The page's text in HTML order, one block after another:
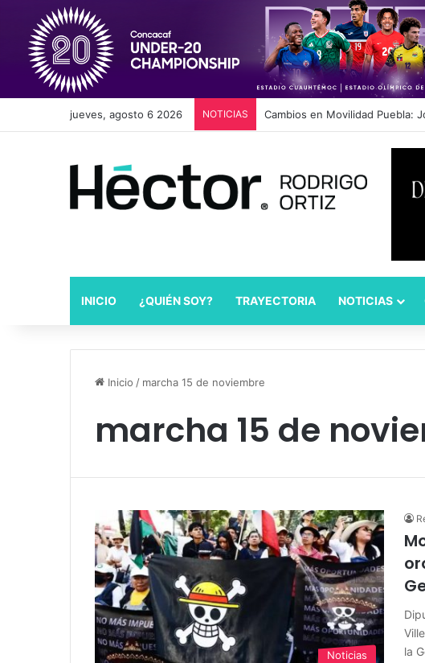
jueves, agosto 6 2026 NOTICIAS Diputado Céspedes propone
INICIO ¿QUIÉN SOY? TRAYECTORIA NOTICIAS
Inicio / marcha 15 de noviembre
marcha 15 de
Noticias
la